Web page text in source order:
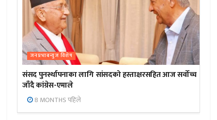
जनप्रभाबन्युज विशेष
संसद पुनर्स्थापनाका लागि सांसदको हस्ताक्षरसहित आज सर्वोच्च
जाँदै कांग्रेस-एमाले
8 MONTHS पहिले